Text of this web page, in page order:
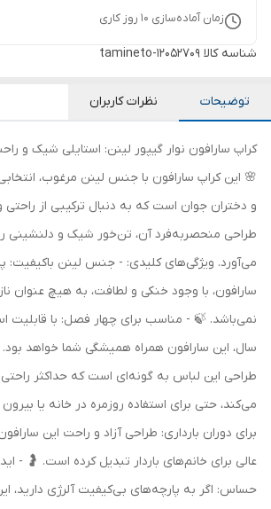
زمان آماده‌سازی 10 روز کاری
شناسه کالا tamineto-12052709
توضیحات نظرات کاربران
کراپ سارافون نوار گیپور لینن: استایلی شیک و
🌸 این کراپ سارافون با جنس لینن مرغوب،
و دختران جوان است که به دنبال ترکیبی از
طراحی منحصربه‌فرد آن، تن‌خور شیک و دلنشینی را
می‌آورد. ویژگی‌های کلیدی: - جنس لینن باکیفیت:
سارافون، با وجود خنکی و لطافت، به هیچ عنوان
نمی‌باشد. 🍃 - مناسب برای چهار فصل: با قابلیت
سال، این سارافون همراه همیشگی شما خواهد
طراحی این لباس به گونه‌ای است که حداکثر راحتی
می‌کند، حتی برای استفاده روزمره در خانه یا
برای دوران بارداری: طراحی آزاد و راحت این
عالی برای خانم‌های باردار تبدیل کرده است. 🤰 -
حساس: اگر به پارچه‌های بی‌کیفیت آلرژی دارید،